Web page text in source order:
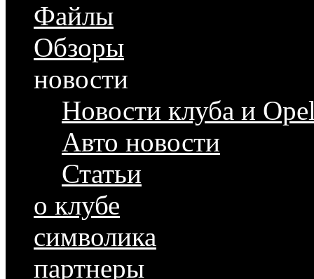
Файлы
Обзоры
новости
Новости клуба и
Авто новости
Статьи
о клубе
символика
партнеры